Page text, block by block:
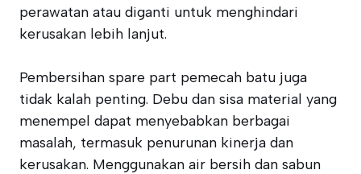
perawatan atau diganti untuk menghindari
kerusakan lebih lanjut.
Pembersihan spare part pemecah batu juga
tidak kalah penting. Debu dan sisa material yang
menempel dapat menyebabkan berbagai
masalah, termasuk penurunan kinerja dan
kerusakan. Menggunakan air bersih dan sabun